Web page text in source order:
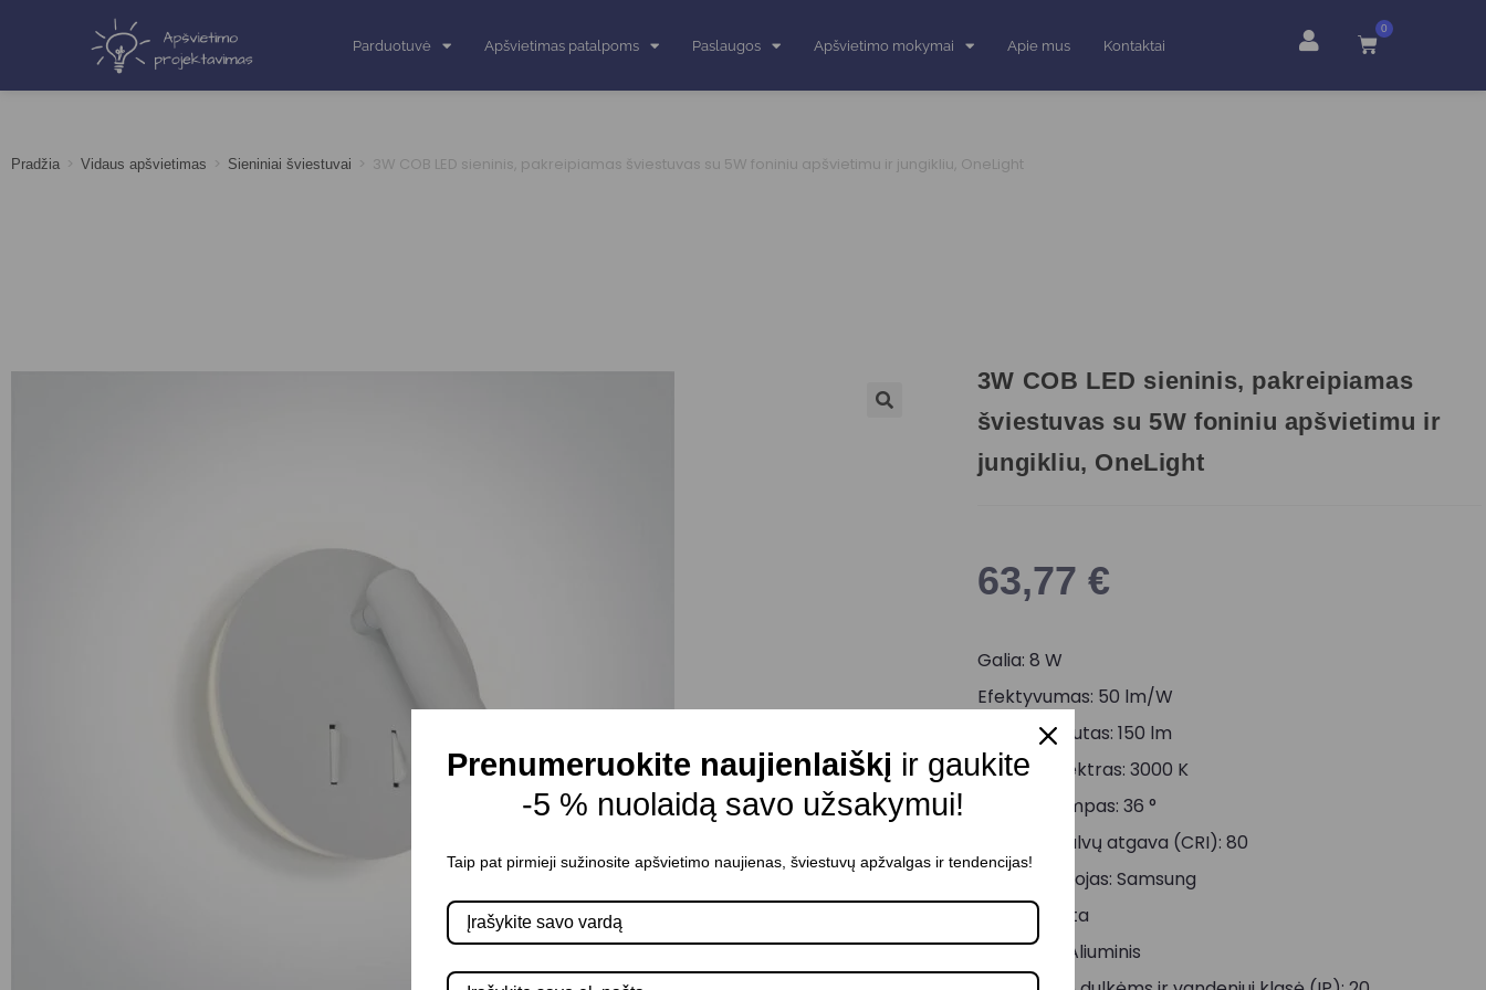
Parduotuvė Apšvietimas patalpoms Paslaugos Apšvietimo mokymai Apie mus Kontaktai
0
Pradžia > Vidaus apšvietimas > Sieniniai šviestuvai > 3W COB LED sieninis, pakreipiamas šviestuvas su 5W foniniu apšvietimu ir jungikliu, OneLight
3W COB LED sieninis, pakreipiamas
šviestuvas su 5W foniniu apšvietimu ir
jungikliu, OneLight
63,77 €
Galia: 8 W
Efektyvumas: 50 lm/W
Šviesos srautas: 150 lm
Šviesos spektras: 3000 K
Šviesos kampas: 36 °
Šviesos spalvų atgava (CRI): 80
LED gamintojas: Samsung
Spalva: Balta
Medžiaga: Aliuminis
Prenumeruokite naujienlaiškį ir gaukite
-5 % nuolaidą savo užsakymui!
Taip pat pirmieji sužinosite apšvietimo naujienas, šviestuvų apžvalgas ir tendencijas!